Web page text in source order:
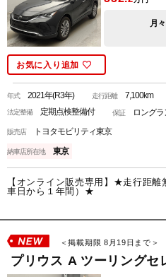
月々
お気に入り追加
年式2021年(R3年) 走行距離7,100km
法定整備定期点検整備付 保証ロングラ
販売店トヨタモビリティ東京
納車店所在地東京
【オンライン販売専用】★走行距
車日から１年間）★
＜掲載期限 8月19日まで＞
プリウス A ツーリングセ